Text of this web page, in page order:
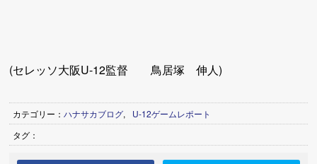
(セレッソ大阪U-12監督 鳥居塚 伸人)
カテゴリー：ハナサカブログ,
U-12ゲームレポート
タグ：